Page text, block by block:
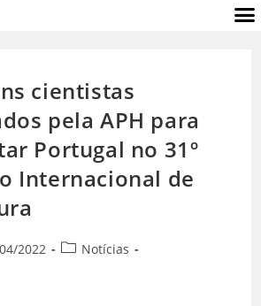
cientistas
pela APH para
Portugal no 31º
Internacional de
2022
Notícias